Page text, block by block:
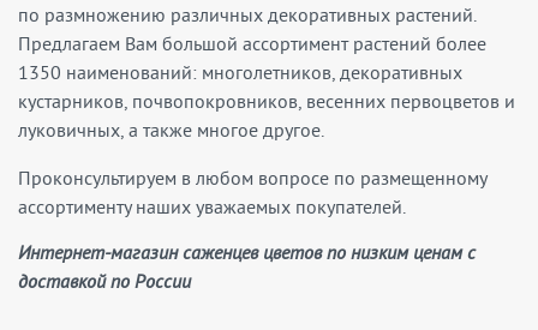
по размножению различных декоративных растений.
Предлагаем Вам большой ассортимент растений более
1350 наименований: многолетников, декоративных
кустарников, почвопокровников, весенних первоцветов и
луковичных, а также многое другое.
Проконсультируем в любом вопросе по размещенному
ассортименту наших уважаемых покупателей.
Интернет-магазин саженцев цветов по низким ценам с
доставкой по России